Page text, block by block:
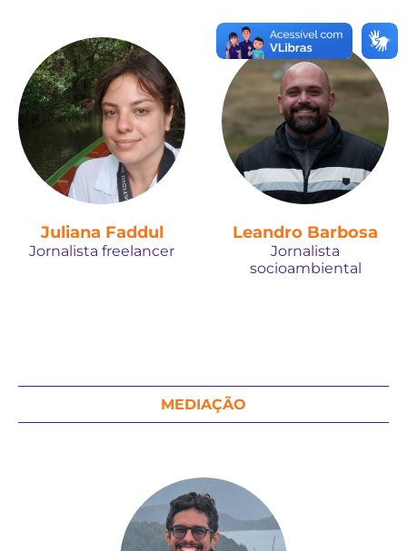
Juliana Faddul
Jornalista freelancer
Leandro Barbosa
Jornalista
socioambiental
MEDIAÇÃO